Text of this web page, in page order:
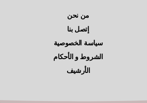
من نحن
إتصل بنا
سياسة الخصوصية
الشروط و الأحكام
الأرشيف